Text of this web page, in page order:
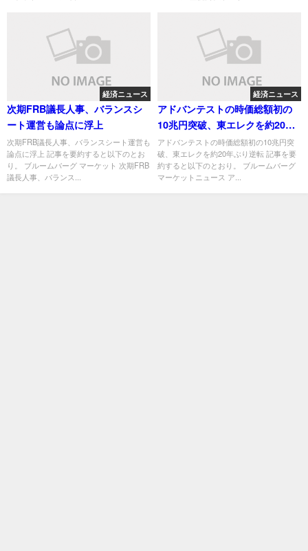
経済ニュース
次期FRB議長人事、バランスシ
ート運営も論点に浮上
次期FRB議長人事、バランスシート運営も
論点に浮上 記事を要約すると以下のとお
り。 ブルームバーグ マーケット 次期FRB
議長人事、バランス...
経済ニュース
アドバンテストの時価総額初の
10兆円突破、東エレクを約20年
ぶり逆転
アドバンテストの時価総額初の10兆円突
破、東エレクを約20年ぶり逆転 記事を要
約すると以下のとおり。 ブルームバーグ
マーケットニュース ア...